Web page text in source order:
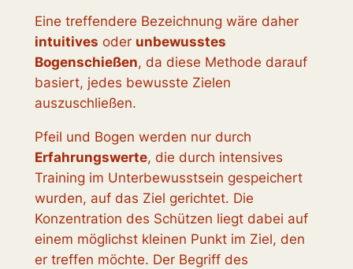
Eine treffendere Bezeichnung wäre daher
intuitives oder unbewusstes
Bogenschießen, da diese Methode darauf
basiert, jedes bewusste Zielen
auszuschließen.
Pfeil und Bogen werden nur durch
Erfahrungswerte, die durch intensives
Training im Unterbewusstsein gespeichert
wurden, auf das Ziel gerichtet. Die
Konzentration des Schützen liegt dabei auf
einem möglichst kleinen Punkt im Ziel, den
er treffen möchte. Der Begriff des